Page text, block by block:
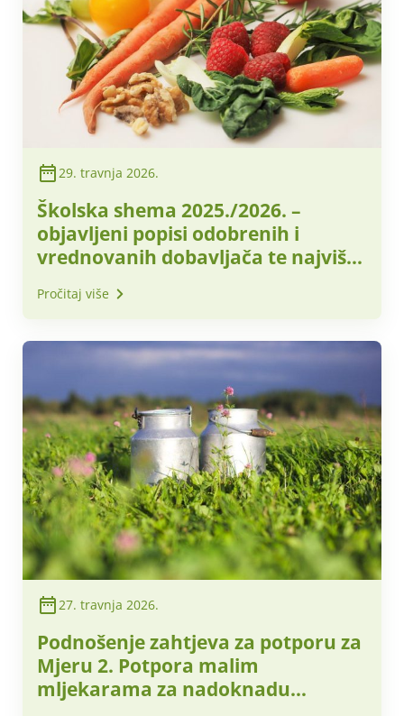
29. travnja 2026.
Školska shema 2025./2026. –
objavljeni popisi odobrenih i
vrednovanih dobavljača te najviše
obračunsko razdoblje – svibanj
2026. godine
Pročitaj više
27. travnja 2026.
Podnošenje zahtjeva za potporu za
Mjeru 2. Potpora malim
mljekarama za nadoknadu